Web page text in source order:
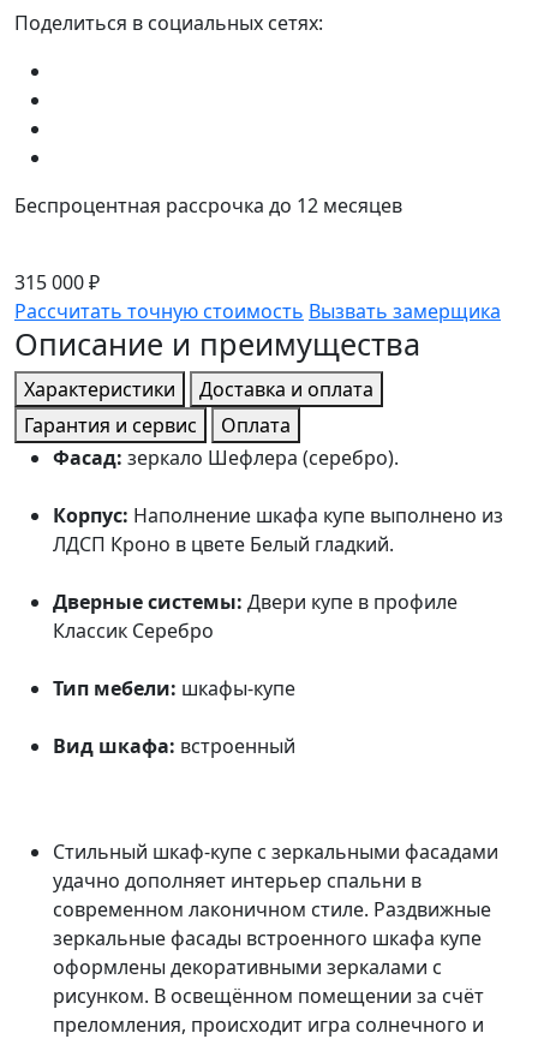
Поделиться в социальных сетях:
Беспроцентная рассрочка до 12 месяцев
315 000 ₽
Рассчитать точную стоимость Вызвать замерщика
Описание и преимущества
Характеристики
Доставка и оплата
Гарантия и сервис
Оплата
Фасад: зеркало Шефлера (серебро).
Корпус: Наполнение шкафа купе выполнено из
ЛДСП Кроно в цвете Белый гладкий.
Дверные системы: Двери купе в профиле
Классик Серебро
Тип мебели: шкафы-купе
Вид шкафа: встроенный
Стильный шкаф-купе с зеркальными фасадами
удачно дополняет интерьер спальни в
современном лаконичном стиле. Раздвижные
зеркальные фасады встроенного шкафа купе
оформлены декоративными зеркалами с
рисунком. В освещённом помещении за счёт
преломления, происходит игра солнечного и